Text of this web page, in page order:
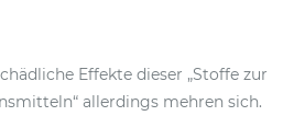
Effekte dieser „Stoffe zur
allerdings mehren sich.